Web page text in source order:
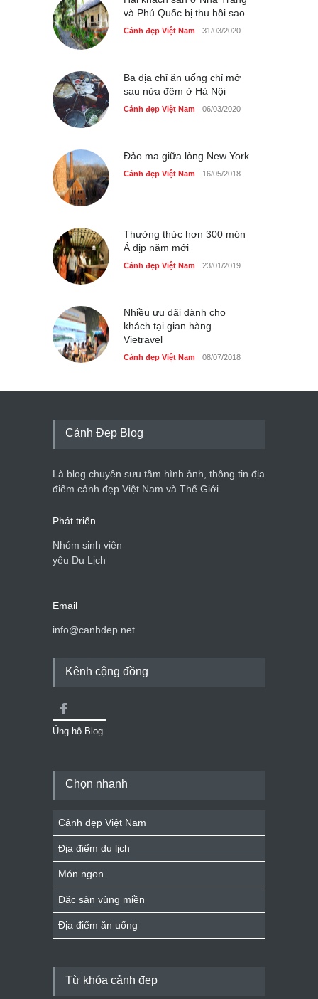
Bán đảo Sơn Trà sẽ là khu
và Phú Quốc bị thu hồi sao
Cảnh đẹp Việt Nam 31/03/2020
Ba địa chỉ ăn uống chỉ mở
sau nửa đêm ở Hà Nội
Cảnh đẹp Việt Nam 06/03/2020
Đảo ma giữa lòng New York
Cảnh đẹp Việt Nam 16/05/2018
Thưởng thức hơn 300 món
Á dịp năm mới
Cảnh đẹp Việt Nam 23/01/2019
Nhiều ưu đãi dành cho
khách tại gian hàng
Vietravel
Cảnh đẹp Việt Nam 08/07/2018
Cảnh Đẹp Blog
Là blog chuyên sưu tầm hình ảnh, thông tin địa
điểm cảnh đẹp Việt Nam và Thế Giới
Phát triển
Nhóm sinh viên
yêu Du Lịch
Email
info@canhdep.net
Kênh cộng đồng
Ủng hộ Blog
Chọn nhanh
Cảnh đẹp Việt Nam
Địa điểm du lịch
Món ngon
Đặc sản vùng miền
Địa điểm ăn uống
Từ khóa cảnh đẹp